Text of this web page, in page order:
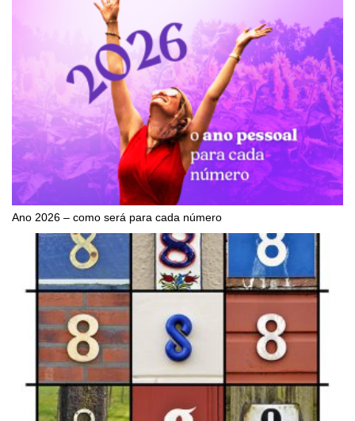
Ano 2026 – como será para cada número